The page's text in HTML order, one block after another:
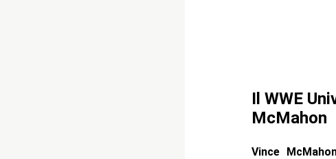
Il WWE
McMahon
Vince